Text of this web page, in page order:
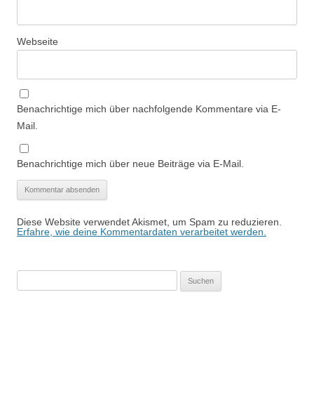
Webseite
Benachrichtige mich über nachfolgende Kommentare via E-
Mail.
Benachrichtige mich über neue Beiträge via E-Mail.
Diese Website verwendet Akismet, um Spam zu reduzieren.
Erfahre, wie deine Kommentardaten verarbeitet werden.